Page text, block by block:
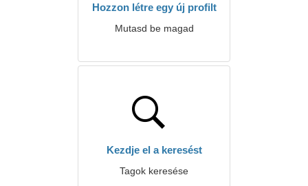
Hozzon létre egy új profilt
Mutasd be magad
Kezdje el a keresést
Tagok keresése